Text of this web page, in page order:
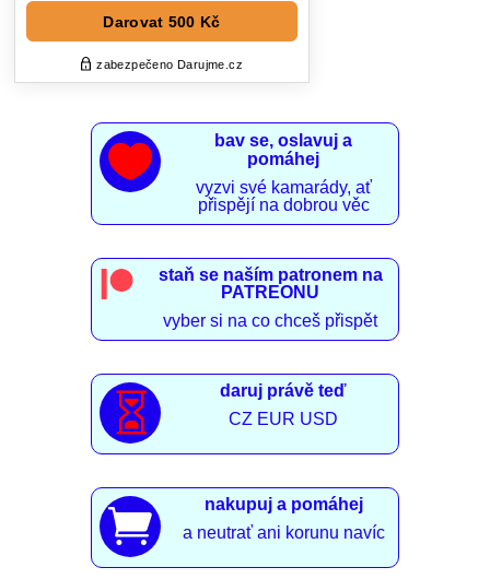

bav se, oslavuj a
pomáhej
vyzvi své kamarády, ať
přispějí na dobrou věc
staň se naším patronem na
PATREONU
vyber si na co chceš přispět

daruj právě teď
CZ EUR USD

nakupuj a pomáhej
a neutrať ani korunu navíc